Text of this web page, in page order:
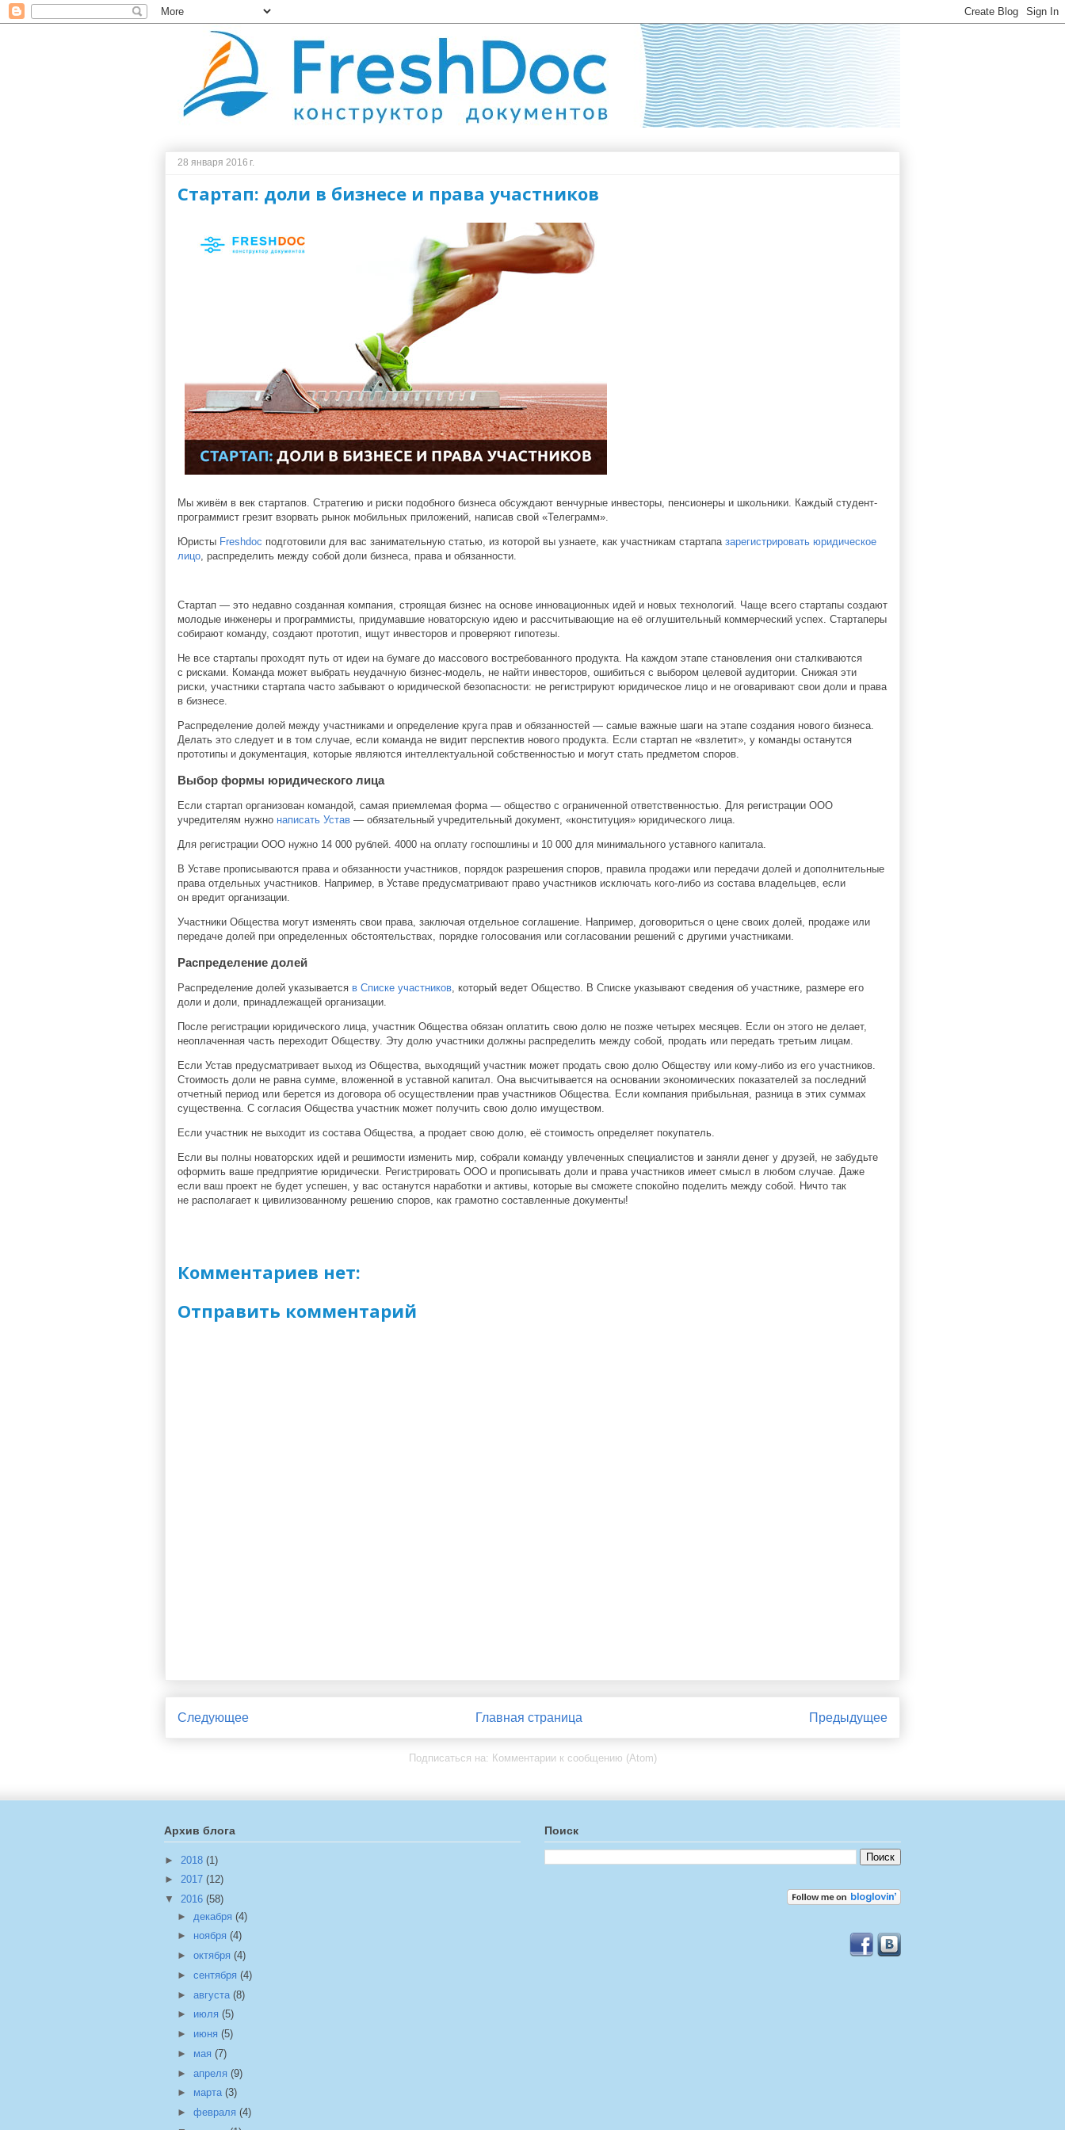
28 января 2016 г.
Стартап: доли в бизнесе и права участников
Мы живём в век стартапов. Стратегию и риски подобного бизнеса обсуждают венчурные инвесторы, пенсионеры и школьники. Каждый студент-
программист грезит взорвать рынок мобильных приложений, написав свой «Телеграмм».
Юристы Freshdoc подготовили для вас занимательную статью, из которой вы узнаете, как участникам стартапа зарегистрировать юридическое
лицо, распределить между собой доли бизнеса, права и обязанности.
Стартап — это недавно созданная компания, строящая бизнес на основе инновационных идей и новых технологий. Чаще всего стартапы создают
молодые инженеры и программисты, придумавшие новаторскую идею и рассчитывающие на её оглушительный коммерческий успех. Стартаперы
собирают команду, создают прототип, ищут инвесторов и проверяют гипотезы.
Не все стартапы проходят путь от идеи на бумаге до массового востребованного продукта. На каждом этапе становления они сталкиваются
с рисками. Команда может выбрать неудачную бизнес-модель, не найти инвесторов, ошибиться с выбором целевой аудитории. Снижая эти
риски, участники стартапа часто забывают о юридической безопасности: не регистрируют юридическое лицо и не оговаривают свои доли и права
в бизнесе.
Распределение долей между участниками и определение круга прав и обязанностей — самые важные шаги на этапе создания нового бизнеса.
Делать это следует и в том случае, если команда не видит перспектив нового продукта. Если стартап не «взлетит», у команды останутся
прототипы и документация, которые являются интеллектуальной собственностью и могут стать предметом споров.
Выбор формы юридического лица
Если стартап организован командой, самая приемлемая форма — общество с ограниченной ответственностью. Для регистрации ООО
учредителям нужно написать Устав — обязательный учредительный документ, «конституция» юридического лица.
Для регистрации ООО нужно 14 000 рублей. 4000 на оплату госпошлины и 10 000 для минимального уставного капитала.
В Уставе прописываются права и обязанности участников, порядок разрешения споров, правила продажи или передачи долей и дополнительные
права отдельных участников. Например, в Уставе предусматривают право участников исключать кого-либо из состава владельцев, если
он вредит организации.
Участники Общества могут изменять свои права, заключая отдельное соглашение. Например, договориться о цене своих долей, продаже или
передаче долей при определенных обстоятельствах, порядке голосования или согласовании решений с другими участниками.
Распределение долей
Распределение долей указывается в Списке участников, который ведет Общество. В Списке указывают сведения об участнике, размере его
доли и доли, принадлежащей организации.
После регистрации юридического лица, участник Общества обязан оплатить свою долю не позже четырех месяцев. Если он этого не делает,
неоплаченная часть переходит Обществу. Эту долю участники должны распределить между собой, продать или передать третьим лицам.
Если Устав предусматривает выход из Общества, выходящий участник может продать свою долю Обществу или кому-либо из его участников.
Стоимость доли не равна сумме, вложенной в уставной капитал. Она высчитывается на основании экономических показателей за последний
отчетный период или берется из договора об осуществлении прав участников Общества. Если компания прибыльная, разница в этих суммах
существенна. С согласия Общества участник может получить свою долю имуществом.
Если участник не выходит из состава Общества, а продает свою долю, её стоимость определяет покупатель.
Если вы полны новаторских идей и решимости изменить мир, собрали команду увлеченных специалистов и заняли денег у друзей, не забудьте
оформить ваше предприятие юридически. Регистрировать ООО и прописывать доли и права участников имеет смысл в любом случае. Даже
если ваш проект не будет успешен, у вас останутся наработки и активы, которые вы сможете спокойно поделить между собой. Ничто так
не располагает к цивилизованному решению споров, как грамотно составленные документы!
Комментариев нет:
Отправить комментарий
Следующее Предыдущее
Главная страница
Подписаться на: Комментарии к сообщению (Atom)
Архив блога
► 2018 (1)
► 2017 (12)
▼ 2016 (58)
► декабря (4)
► ноября (4)
► октября (4)
► сентября (4)
► августа (8)
► июля (5)
► июня (5)
► мая (7)
► апреля (9)
► марта (3)
► февраля (4)
Поиск